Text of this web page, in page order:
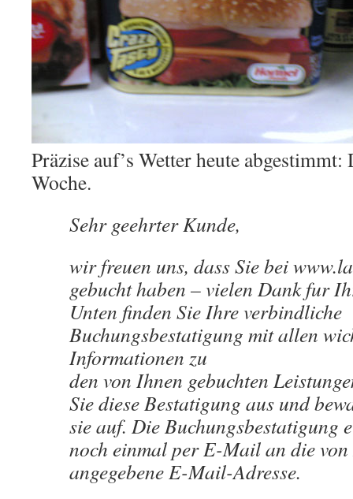
Präzise auf’s Wetter heute
Woche.
Sehr geehrter Kunde,
wir freuen uns, dass Sie bei
gebucht haben – vielen Dank fur
Unten finden Sie Ihre verbindliche
Buchungsbestatigung mit allen
Informationen zu
den von Ihnen gebuchten
Sie diese Bestatigung aus und
sie auf. Die Buchungsbestatigung
noch einmal per E-Mail an die
angegebene E-Mail-Adresse.